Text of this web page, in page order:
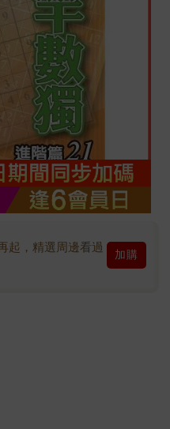
起，精選周邊看過
加購